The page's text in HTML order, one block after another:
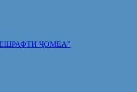
ПЕШРАФТИ ҶОМЕА”